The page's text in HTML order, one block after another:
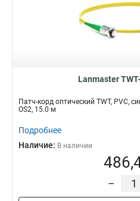
Lanmaster
Патч-корд оптический TWT, PVC,
OS2, 15.0 м
Подробнее
Наличие: В наличии
–